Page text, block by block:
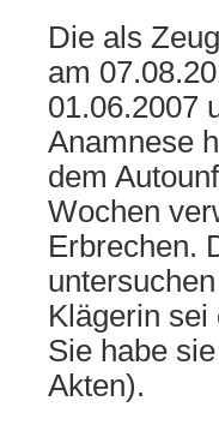
Die als
am
01.06.2007
Anamnese
dem
Wochen
Erbrechen.
Klägerin
Sie habe
Akten).